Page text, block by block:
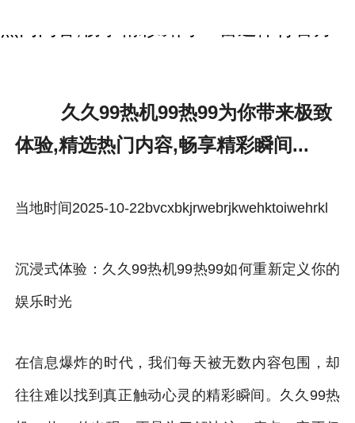
久久99热机99热99为你带来极致
体验,精选热门内容,畅享精彩瞬间...
当地时间2025-10-22bvcxbkjrwebrjkwehktoiwehrkl
沉浸式体验：久久99热机99热99如何重新定义你的
娱乐时光
在信息爆炸的时代，我们每天被无数内容包围，却
往往难以找到真正触动心灵的精彩瞬间。久久99热